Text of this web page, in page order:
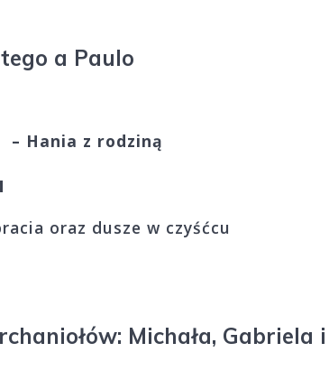
a Paulo
– Hania z rodziną
oraz dusze w czyśćcu
Michała, Gabriela i